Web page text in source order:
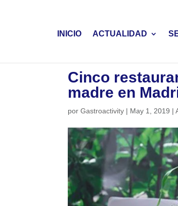
INICIO ACTUALIDAD
Cinco
madre en
porGastroactivity | May 1, 2019 |